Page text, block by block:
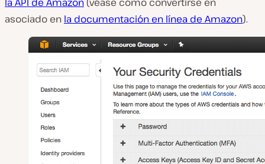
asociado en la documentación en línea de Amazon).